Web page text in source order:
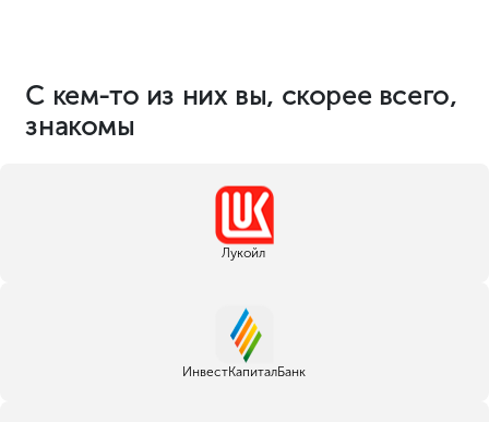
Руководитель отдела
вашего бизнеса. Готовим
документы и представляем вас в
различных инстанциях.
Ольга Ветрова
Руководитель аккаунт-отдела
Поддерживаем контакт с